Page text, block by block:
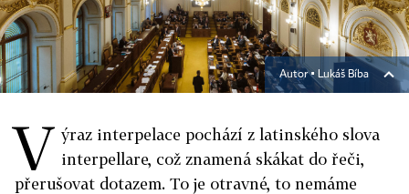
Autor ▪ Lukáš Bíba
V ýraz interpelace pochází z latinského slova
interpellare, což znamená skákat do řeči,
přerušovat dotazem. To je otravné, to nemáme